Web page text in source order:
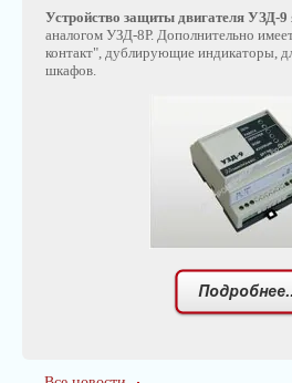
Устройство защиты двигателя УЗД-9
аналогом УЗД-8Р. Дополнительно
контакт", дублирующие индикаторы,
шкафов.